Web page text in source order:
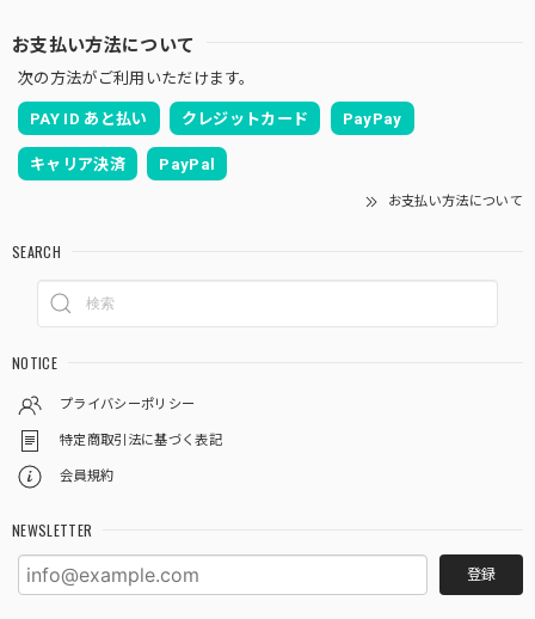
お支払い方法について
次の方法がご利用いただけます。
PAY ID あと払い クレジットカード PayPay
キャリア決済 PayPal
お支払い方法について
SEARCH
NOTICE
プライバシーポリシー
特定商取引法に基づく表記
会員規約
NEWSLETTER
登録